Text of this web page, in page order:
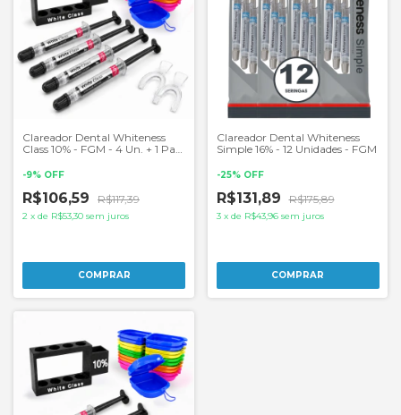
Clareador Dental Whiteness
Class 10% - FGM - 4 Un. + 1 Par
-9% OFF
R$106,59 R$117,39
2 x de R$53,30 sem juros
Clareador Dental Whiteness
Simple 16% - 12 Unidades - FGM
-25% OFF
R$131,89 R$175,89
3 x de R$43,96 sem juros